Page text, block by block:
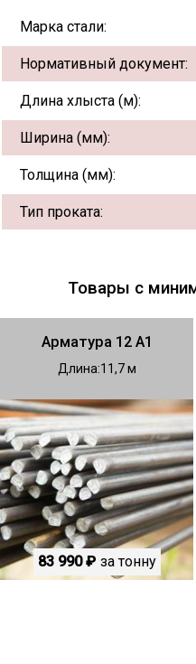
Марка стали:
Нормативный документ:
Длина хлыста (м):
Ширина (мм):
Толщина (мм):
Тип проката:
Товары с
Арматура 12 А1
Длина 11,7
83 990 ₽ за тонну